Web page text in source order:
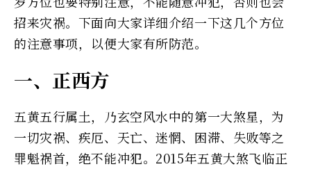
招来灾祸。下面向大家详细介绍一下这几个方位
的注意事项，以便大家有所防范。
一、正西方
五黄五行属土，乃玄空风水中的第一大煞星，为
一切灾祸、疾厄、天亡、迷惘、困滞、失败等之
罪魁祸首，绝不能冲犯。2015年五黄大煞飞临正